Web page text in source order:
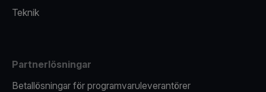
Teknik
Partnerlösningar
Betallösningar för programvaruleverantörer